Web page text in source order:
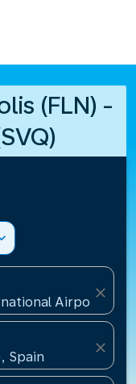
(FLN) -
close
Spain
close